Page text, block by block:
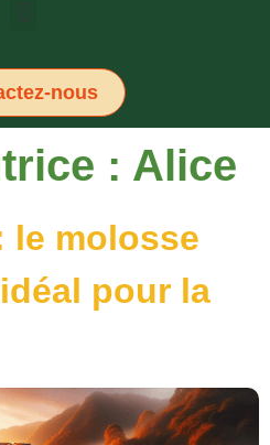
nous
: Alice
le molosse
pour la